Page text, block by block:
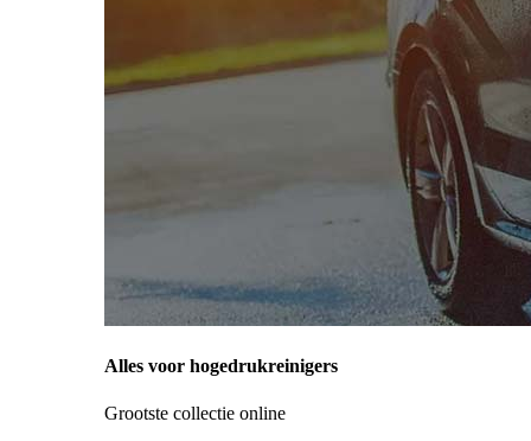
Alles voor hogedrukreinigers
Grootste collectie online